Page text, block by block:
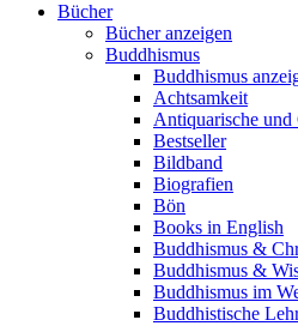
Bücher
Bücher anzeigen
Buddhismus
Buddhismus
Achtsamkeit
Antiquarische und
Bestseller
Bildband
Biografien
Bön
Books in English
Buddhismus &
Buddhismus &
Buddhismus im
Buddhistische